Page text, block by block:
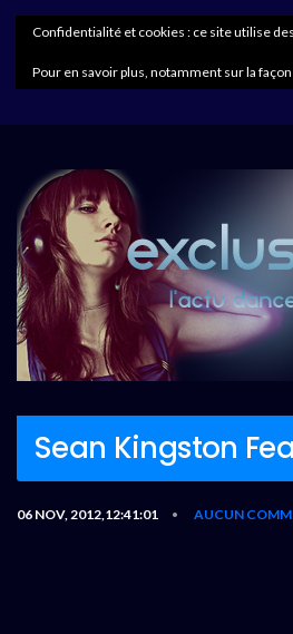
Sean Kingston
06 NOV, 2012,12:41:01 • AUCUN
Confidentialité et cookies : ce site utilise
Pour en savoir plus, notamment sur la